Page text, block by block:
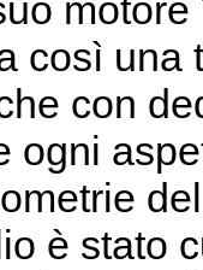
così
con
ogni
è stato